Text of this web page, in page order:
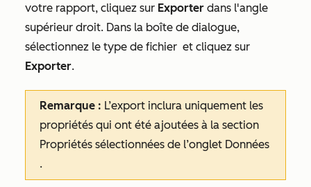
votre rapport, cliquez sur Exporter dans l'angle
supérieur droit. Dans la boîte de dialogue,
sélectionnez le type de fichier et cliquez sur
Exporter.
Remarque : L’export inclura uniquement les
propriétés qui ont été ajoutées à la section
Propriétés sélectionnées de l’onglet Données
.